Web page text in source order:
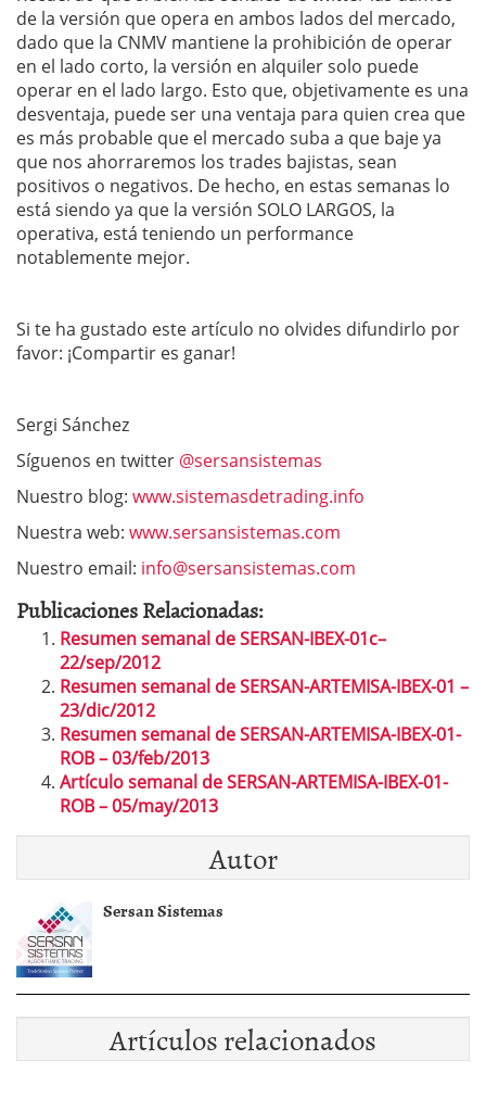
de la versión que opera en ambos lados del mercado,
dado que la CNMV mantiene la prohibición de operar
en el lado corto, la versión en alquiler solo puede
operar en el lado largo. Esto que, objetivamente es una
desventaja, puede ser una ventaja para quien crea que
es más probable que el mercado suba a que baje ya
que nos ahorraremos los trades bajistas, sean
positivos o negativos. De hecho, en estas semanas lo
está siendo ya que la versión SOLO LARGOS, la
operativa, está teniendo un performance
notablemente mejor.
Si te ha gustado este artículo no olvides difundirlo por
favor: ¡Compartir es ganar!
Sergi Sánchez
Síguenos en twitter @sersansistemas
Nuestro blog: www.sistemasdetrading.info
Nuestra web: www.sersansistemas.com
Nuestro email: info@sersansistemas.com
Publicaciones Relacionadas:
Resumen semanal de SERSAN-IBEX-01c–
22/sep/2012
Resumen semanal de SERSAN-ARTEMISA-IBEX-01 –
23/dic/2012
Resumen semanal de SERSAN-ARTEMISA-IBEX-01-
ROB – 03/feb/2013
Artículo semanal de SERSAN-ARTEMISA-IBEX-01-
ROB – 05/may/2013
Autor
Sersan Sistemas
Artículos relacionados